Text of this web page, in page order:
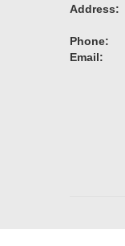
Address:
Phone:
Email: